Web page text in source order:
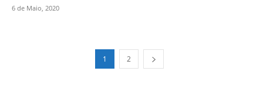
6 de Maio, 2020
1 2